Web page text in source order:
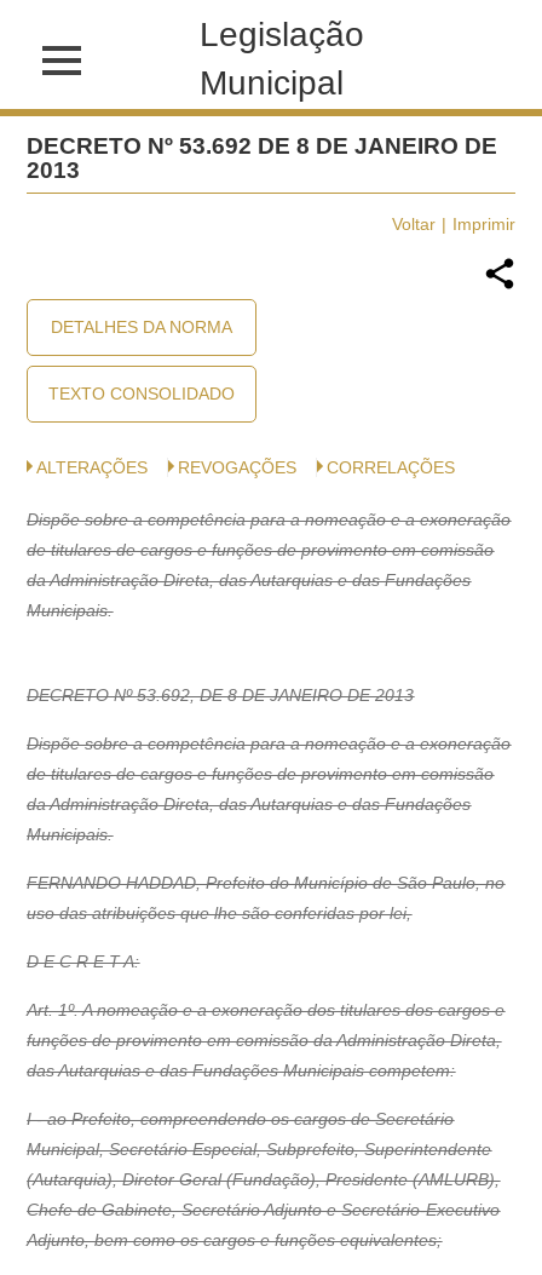
Legislação
Municipal
DECRETO Nº 53.692 DE 8 DE JANEIRO DE
2013
Voltar Imprimir
DETALHES DA NORMA
TEXTO CONSOLIDADO
ALTERAÇÕES REVOGAÇÕES CORRELAÇÕES
Dispõe sobre a competência para a nomeação e a exoneração
de titulares de cargos e funções de provimento em comissão
da Administração Direta, das Autarquias e das Fundações
Municipais.
DECRETO Nº 53.692, DE 8 DE JANEIRO DE 2013
Dispõe sobre a competência para a nomeação e a exoneração
de titulares de cargos e funções de provimento em comissão
da Administração Direta, das Autarquias e das Fundações
Municipais.
FERNANDO HADDAD, Prefeito do Município de São Paulo, no
uso das atribuições que lhe são conferidas por lei,
D E C R E T A:
Art. 1º. A nomeação e a exoneração dos titulares dos cargos e
funções de provimento em comissão da Administração Direta,
das Autarquias e das Fundações Municipais competem:
I - ao Prefeito, compreendendo os cargos de Secretário
Municipal, Secretário Especial, Subprefeito, Superintendente
(Autarquia), Diretor Geral (Fundação), Presidente (AMLURB),
Chefe de Gabinete, Secretário Adjunto e Secretário-Executivo
Adjunto, bem como os cargos e funções equivalentes;